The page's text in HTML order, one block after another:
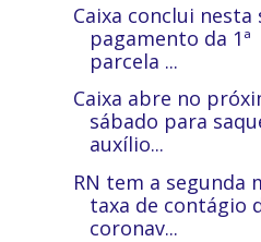
Caixa conclui nesta
pagamento da 1ª
parcela ...
Caixa abre no
sábado para
auxílio...
RN tem a segunda
taxa de contágio
coronav...